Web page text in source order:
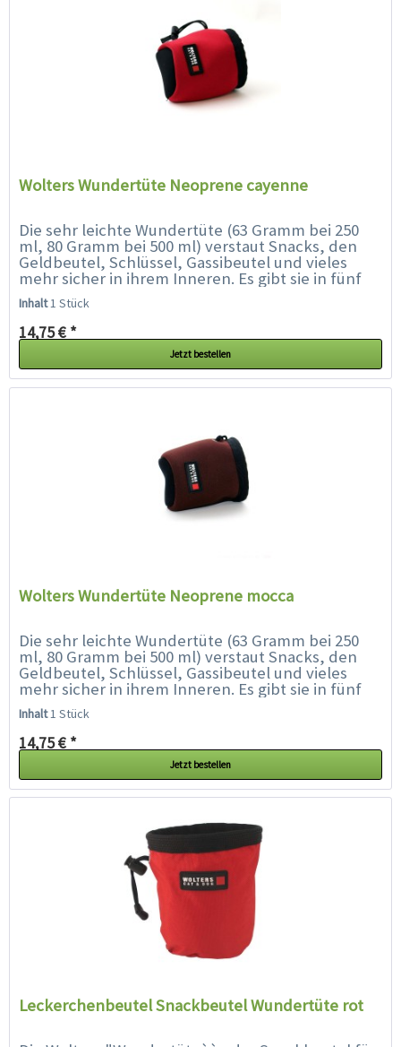
Wolters Wundertüte Neoprene cayenne
Die sehr leichte Wundertüte (63 Gramm bei 250
ml, 80 Gramm bei 500 ml) verstaut Snacks, den
Geldbeutel, Schlüssel, Gassibeutel und vieles
mehr sicher in ihrem Inneren. Es gibt sie in fünf
Knallfarben (aqua, mango, kiwi,...
Inhalt1 Stück
14,75 € *
Jetzt bestellen
Wolters Wundertüte Neoprene mocca
Die sehr leichte Wundertüte (63 Gramm bei 250
ml, 80 Gramm bei 500 ml) verstaut Snacks, den
Geldbeutel, Schlüssel, Gassibeutel und vieles
mehr sicher in ihrem Inneren. Es gibt sie in fünf
Knallfarben (aqua, mango, kiwi,...
Inhalt1 Stück
14,75 € *
Jetzt bestellen
Leckerchenbeutel Snackbeutel Wundertüte rot